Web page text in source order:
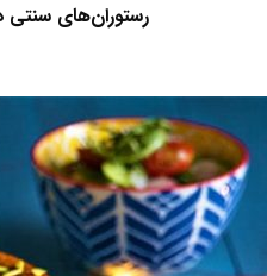
رستوران‌های